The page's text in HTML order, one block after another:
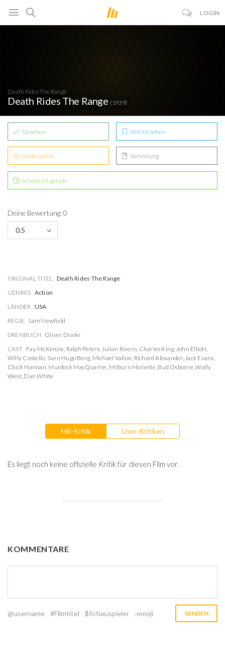
LOGIN
Death Rides The Range
Death Rides The Range (1939)
Gesehen Will ich sehen
Lieblingsfilm Sammlung
Schaue ich gerade
Deine Bewertung: 0
0.5
ORIGINAL TITEL Death Rides The Range
GENRES Action
LÄNDER USA
REGIE Sam Newfield
DREHBUCH Oliver Drake
CAST Fay McKenzie, Ralph Peters, Julian Rivero, Charles King, John Elliott,
Willy Castello, Sven Hugo Borg, Michael Vallon, Richard Alexander,Jack Evans,
Chick Hannan, Murdock MacQuarrie, Milburn Morante, Bud Osborne,Wally
West, Dan White
MB-Kritik User-Kritiken
Es liegt noch keine offizielle Kritik für diesen Film vor.
KOMMENTARE
@username #Filmtitel $Schauspieler :emoji